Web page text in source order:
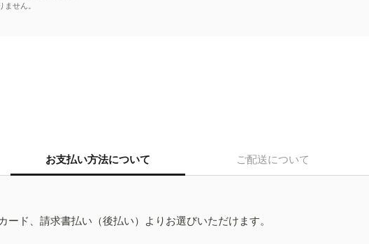
せん。
お支払い方法について ご配送について
ド、請求書払い（後払い）よりお選びいただけます。